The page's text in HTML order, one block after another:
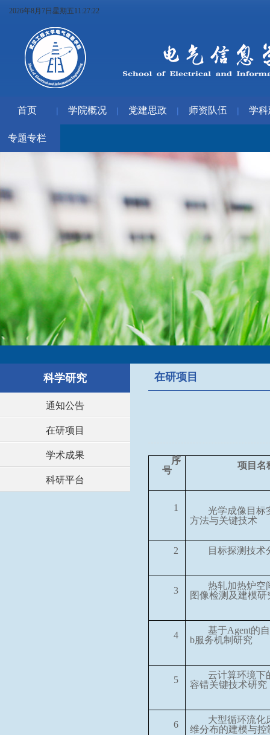
2026年8月7日星期五11:27:23
首页 | 学院概况 | 党建思政 | 师资队伍 | 学
专题专栏
科学研究
通知公告
在研项目
学术成果
科研平台
在研项目
序
号
项目名
1
光学成像目标
方法与关键技术
2 目标探测技术
3
热轧加热炉空
图像检测及建模研
4 基于Agent的
b服务机制研究
5
云计算环境下
容错关键技术研究
6
大型循环流化
维分布的建模与控